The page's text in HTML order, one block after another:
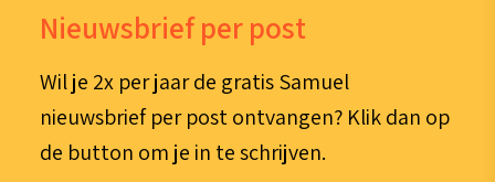
Nieuwsbrief per post
Wil je 2x per jaar de gratis Samuel
nieuwsbrief per post ontvangen? Klik dan op
de button om je in te schrijven.